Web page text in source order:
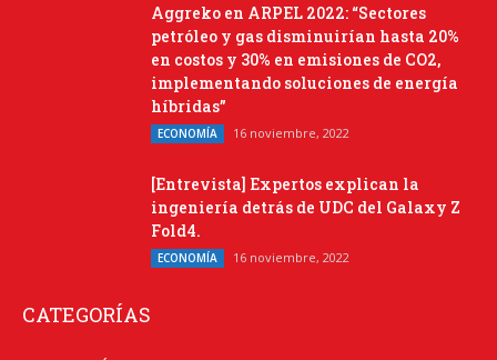
Aggreko en ARPEL 2022: “Sectores
petróleo y gas disminuirían hasta 20%
en costos y 30% en emisiones de CO2,
implementando soluciones de energía
híbridas”
ECONOMÍA 16 noviembre, 2022
[Entrevista] Expertos explican la
ingeniería detrás de UDC del Galaxy Z
Fold4.
ECONOMÍA 16 noviembre, 2022
CATEGORÍAS